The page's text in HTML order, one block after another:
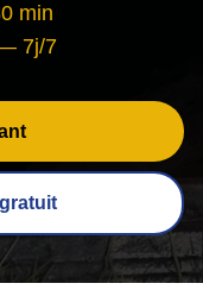
min
7j/7